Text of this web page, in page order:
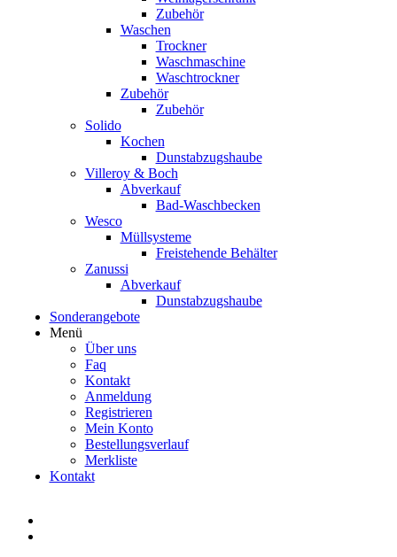
Zubehör
Waschen
Trockner
Waschmaschine
Waschtrockner
Zubehör
Zubehör
Solido
Kochen
Dunstabzugshaube
Villeroy & Boch
Abverkauf
Bad-Waschbecken
Wesco
Müllsysteme
Freistehende Behälter
Zanussi
Abverkauf
Dunstabzugshaube
Sonderangebote
Menü
Über uns
Faq
Kontakt
Anmeldung
Registrieren
Mein Konto
Bestellungsverlauf
Merkliste
Kontakt